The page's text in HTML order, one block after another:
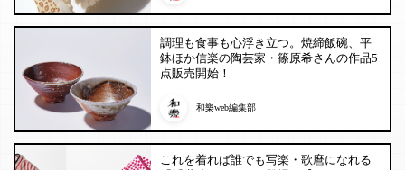
調理も食事も心浮き立つ。焼締飯碗、平
鉢ほか信楽の陶芸家・篠原希さんの作品5
点販売開始！
和樂web編集部
これを着れば誰でも写楽・歌麿になれる